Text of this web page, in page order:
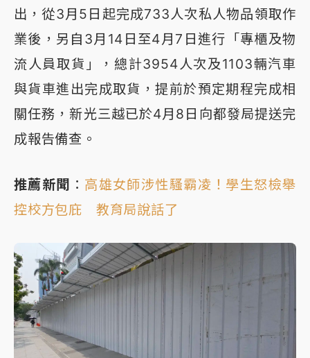
出，從3月5日起完成733人次私人物品領取作
業後，另自3月14日至4月7日進行「專櫃及物
流人員取貨」，總計3954人次及1103輛汽車
與貨車進出完成取貨，提前於預定期程完成相
關任務，新光三越已於4月8日向都發局提送完
成報告備查。
推薦新聞 ： 高雄女師涉性騷霸凌！學生怒檢舉
控校方包庇 教育局說話了